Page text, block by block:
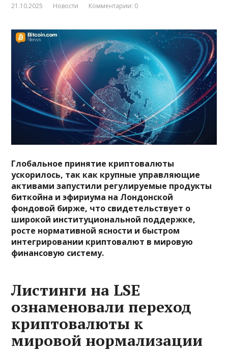
21.10.2025 Новости Комментарии: 0
Глобальное принятие криптовалюты
ускорилось, так как крупные управляющие
активами запустили регулируемые продукты
биткойна и эфириума на Лондонской
фондовой бирже, что свидетельствует о
широкой институциональной поддержке,
росте нормативной ясности и быстром
интегрировании криптовалют в мировую
финансовую систему.
Листинги на LSE
ознаменовали переход
криптовалюты к
мировой нормализации